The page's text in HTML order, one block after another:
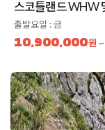
스코틀랜드 WHW
출발요일 : 금
10,900,000원 ~